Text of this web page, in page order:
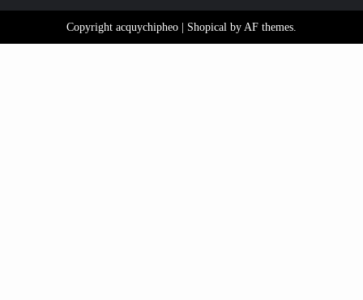
Copyright acquychipheo | Shopical by AF themes.